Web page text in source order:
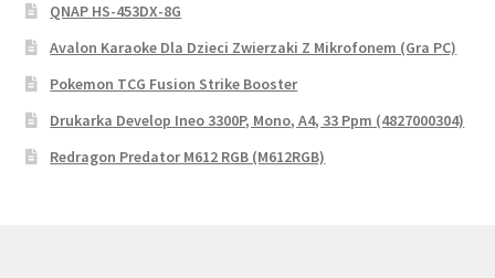
QNAP HS-453DX-8G
Avalon Karaoke Dla Dzieci Zwierzaki Z Mikrofonem (Gra PC)
Pokemon TCG Fusion Strike Booster
Drukarka Develop Ineo 3300P, Mono, A4, 33 Ppm (4827000304)
Redragon Predator M612 RGB (M612RGB)